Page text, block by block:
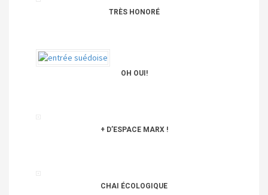
TRÈS HONORÉ
OH OUI!
+ D’ESPACE MARX !
CHAI ÉCOLOGIQUE